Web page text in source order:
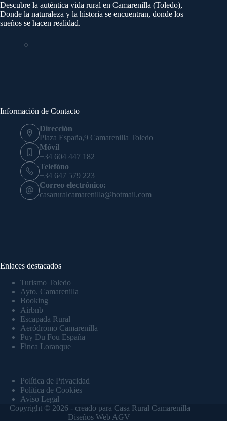
Descubre la auténtica vida rural en Camarenilla (Toledo),
Donde la naturaleza y la historia se encuentran, donde los
sueños se hacen realidad.
Información de Contacto
Dirección
Plaza España,9 Camarenilla Toledo
Móvil
+34 604 447 182
Telefóno
+34 647 579 223
Correo electrónico:
casaruralcamarenilla@hotmail.com
Enlaces destacados
Turismo Toledo
Ayto. Camarenilla
Booking
Airbnb
Escapada Rural
Aeródromo Camarenilla
Puy Du Fou España
Finca Loranque
Política de Privacidad
Política de Cookies
Aviso Legal
Copyright © 2026 - creado para Casa Rural Camarenilla
Diseños Web AGV